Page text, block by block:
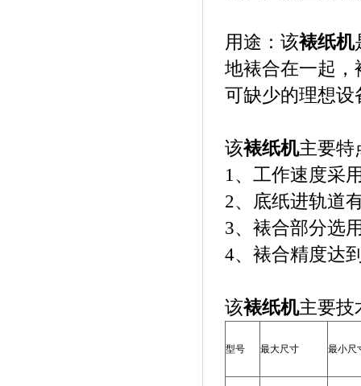
用途：该裱纸机
地裱合在一起
可缺少的理想设
该裱纸机主要特
1、工作速度采
2、底纸进轨道
3、裱合部分选
4、裱合精度达
该裱纸机主要
型号 最大尺寸 最小尺